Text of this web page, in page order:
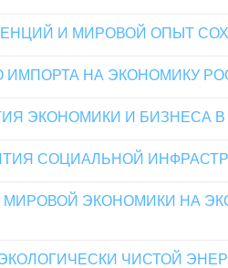
И МИРОВОЙ ОПЫТ
ИМПОРТА НА ЭКОНОМИКУ
ЭКОНОМИКИ И БИЗНЕСА
СОЦИАЛЬНОЙ
ЭКОНОМИКИ НА
ЧИСТОЙ